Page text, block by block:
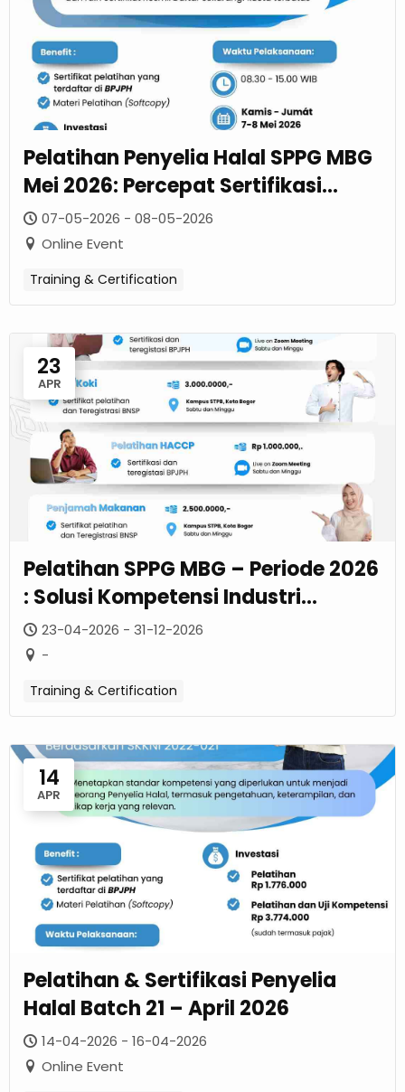
Pelatihan Penyelia Halal SPPG MBG
Mei 2026: Percepat Sertifikasi
Resmi UMK
07-05-2026 - 08-05-2026
Online Event
Training & Certification
23
APR
Pelatihan SPPG MBG – Periode 2026
: Solusi Kompetensi Industri
Pangan
23-04-2026 - 31-12-2026
-
Training & Certification
14
APR
Pelatihan & Sertifikasi Penyelia
Halal Batch 21 – April 2026
14-04-2026 - 16-04-2026
Online Event